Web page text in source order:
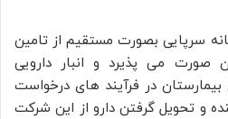
سرپایی بصورت مستقیم از تامین
صورت می پذیرد و انبار دارویی
بیمارستان در فرآیند های درخواست
و تحویل گرفتن دارو از این شرکت